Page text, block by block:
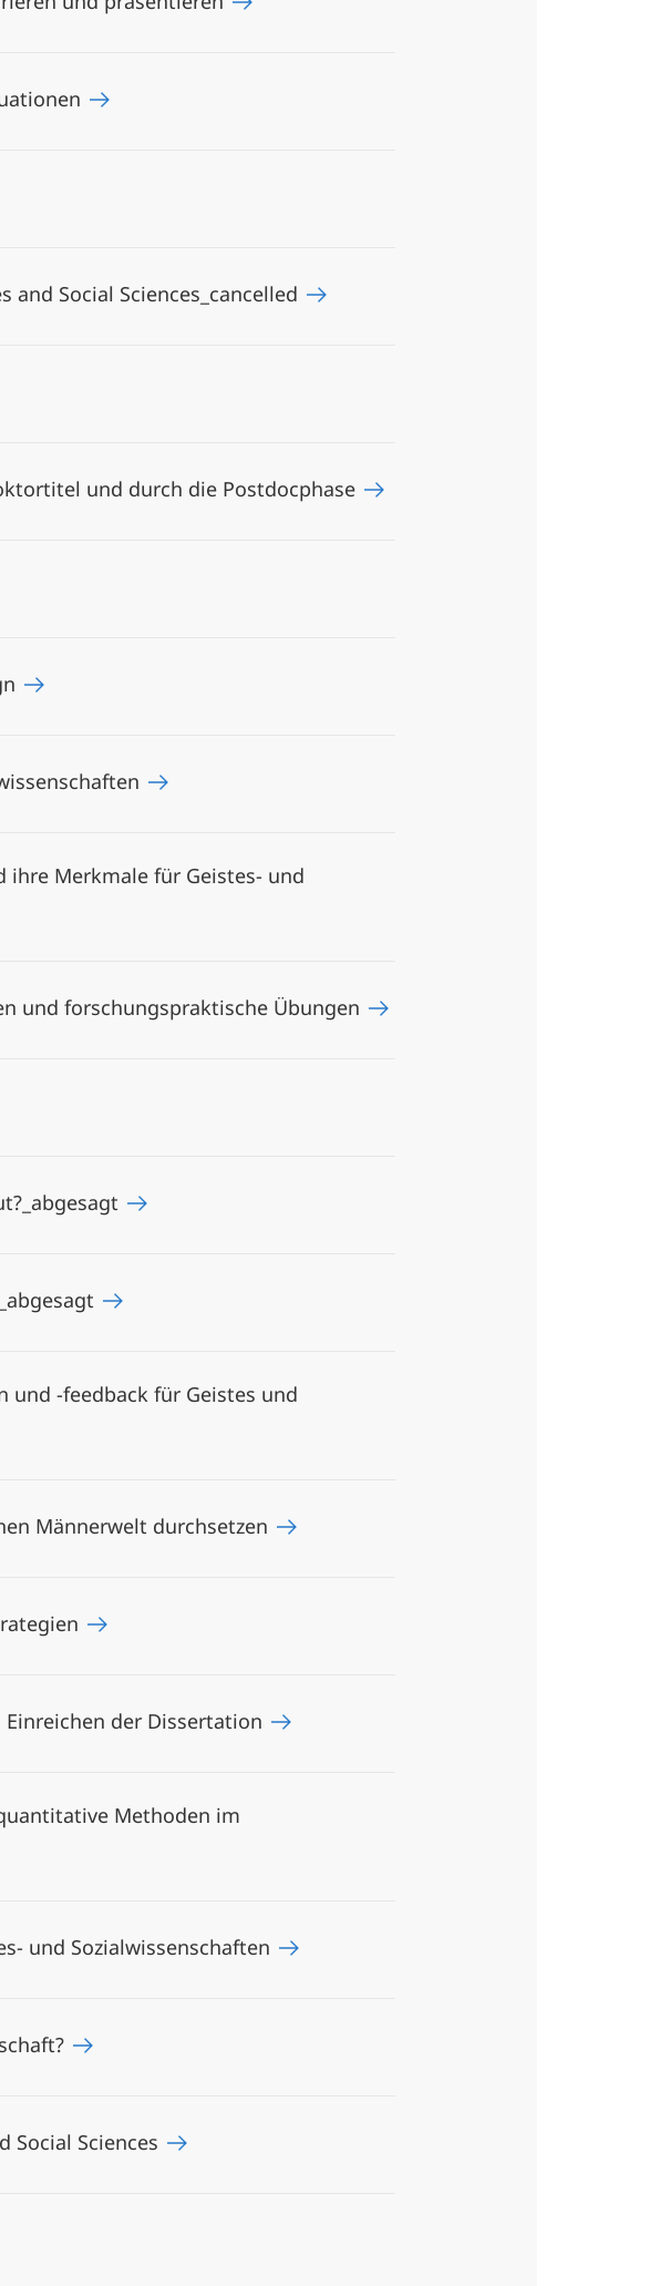
Social Sciences_cancelled
und durch die Postdocphase
ihre Merkmale für Geistes- und
und forschungspraktische Übungen
und -feedback für Geistes und
Männerwelt durchsetzen
der Dissertation
Methoden im
und Sozialwissenschaften
Social Sciences